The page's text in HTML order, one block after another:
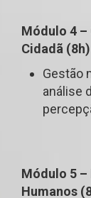
Módulo 4 –
Cidadã (8h)
Gestão
análise
Módulo 5
Humanos